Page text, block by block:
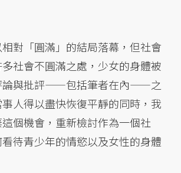
對「圓滿」的結局落幕，但社會
社會不圓滿之處，少女的身體被
論與批評——包括筆者在內——之
人得以盡快恢復平靜的同時，我
個機會，重新檢討作為一個社
待青少年的情慾以及女性的身體